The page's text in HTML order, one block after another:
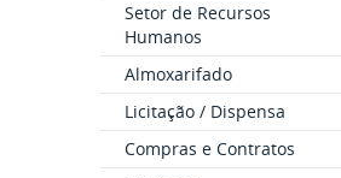
Setor de Recursos
Humanos
Almoxarifado
Licitação / Dispensa
Compras e Contratos